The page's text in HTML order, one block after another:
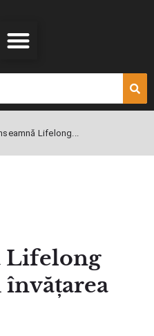
Lifelong...
Lifelong
învățarea